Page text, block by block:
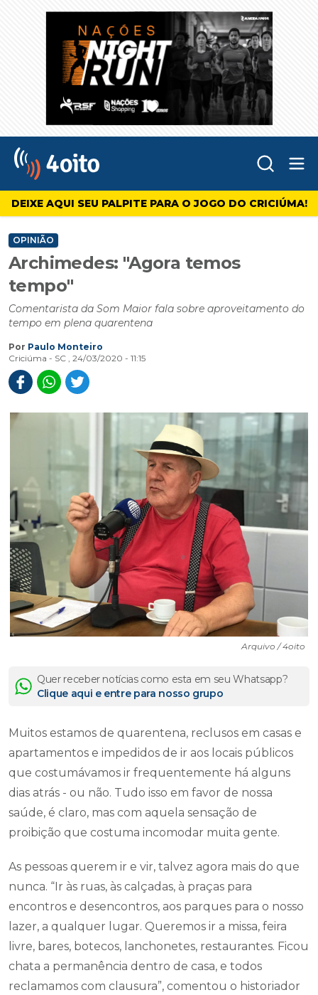
4oito
DEIXE AQUI SEU PALPITE PARA O JOGO DO CRICIÚMA!
OPINIÃO
Archimedes: "Agora temos
tempo"
Comentarista da Som Maior fala sobre aproveitamento do
tempo em plena quarentena
Por Paulo Monteiro
Criciúma - SC , 24/03/2020 - 11:15
Arquivo / 4oito
Quer receber notícias como esta em seu Whatsapp?
Clique aqui e entre para nosso grupo
Muitos estamos de quarentena, reclusos em casas e
apartamentos e impedidos de ir aos locais públicos
que costumávamos ir frequentemente há alguns
dias atrás - ou não. Tudo isso em favor de nossa
saúde, é claro, mas com aquela sensação de
proibição que costuma incomodar muita gente.
As pessoas querem ir e vir, talvez agora mais do que
nunca. “Ir às ruas, às calçadas, à praças para
encontros e desencontros, aos parques para o nosso
lazer, a qualquer lugar. Queremos ir a missa, feira
livre, bares, botecos, lanchonetes, restaurantes. Ficou
chata a permanência dentro de casa, e todos
reclamamos com clausura”, comentou o historiador